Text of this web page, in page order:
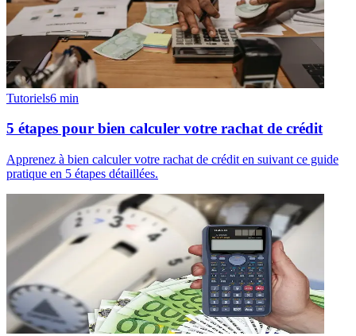
Tutoriels6 min
5 étapes pour bien calculer votre rachat de crédit
Apprenez à bien calculer votre rachat de crédit en suivant ce guide
pratique en 5 étapes détaillées.